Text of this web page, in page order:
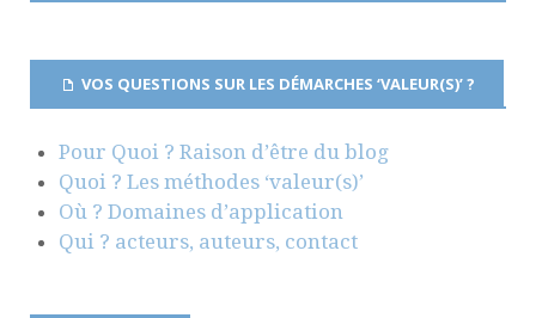
VOS QUESTIONS SUR LES DÉMARCHES ‘VALEUR(S)’ ?
Pour Quoi ? Raison d’être du blog
Quoi ? Les méthodes ‘valeur(s)’
Où ? Domaines d’application
Qui ? acteurs, auteurs, contact